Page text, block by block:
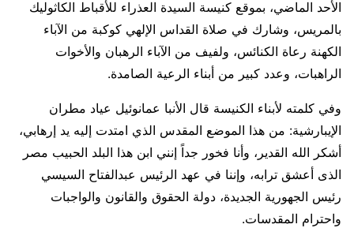
الأحد الماضي، بموقع كنيسة السيدة العذراء للأقباط الكاثوليك
بالمريس، وشارك في صلاة القداس الإلهي كوكبة من الآباء
الكهنة رعاة الكنائس، ولفيف من الآباء الرهبان والأخوات
الراهبات، وعدد كبير من أبناء الرعية الصامدة.
وفي كلمته لأبناء الكنيسة قال الأنبا عمانوئيل عياد مطران
الإيبارشية: من هذا الموضع المقدس الذي امتدت إليه يد إرهابي،
أشكر الله القدير، وأنا فخور جداً إنني ابن هذا البلد الحبيب مصر
الذى أعشق ترابه، وإننا في عهد الرئيس عبدالفتاح السيسي
رئيس الجهورية الجديدة، دولة الحقوق والقانون والواجبات
واحترام المقدسات.